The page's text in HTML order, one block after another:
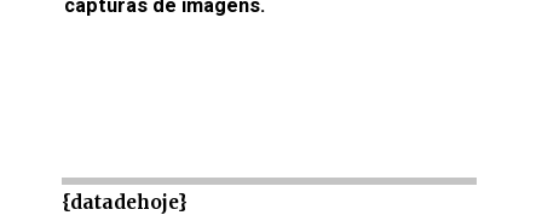
capturas de imagens.
{datadehoje}